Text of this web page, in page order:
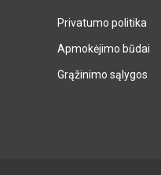
Privatumo politika
Apmokėjimo būdai
Grąžinimo sąlygos